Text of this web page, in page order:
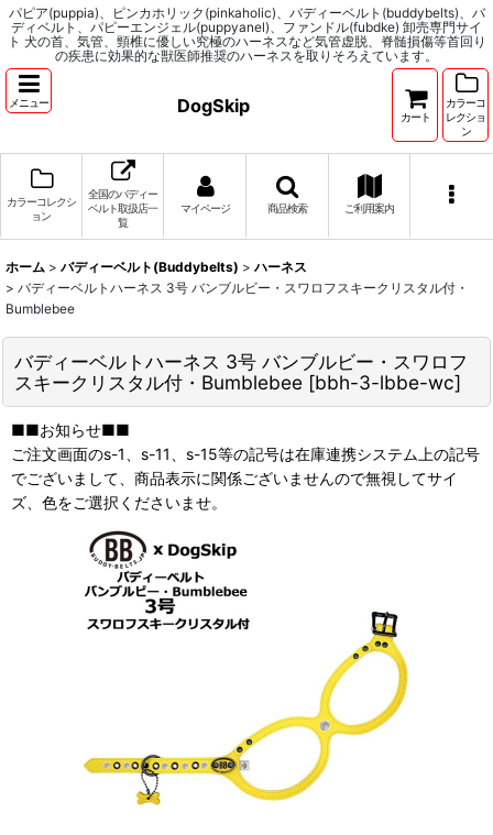
パピア(puppia)、ピンカホリック(pinkaholic)、バディーベルト(buddybelts)、バ
ディベルト、パピーエンジェル(puppyanel)、ファンドル(fubdke) 卸売専門サイ
ト 犬の首、気管、頸椎に優しい究極のハーネスなど気管虚脱、脊髄損傷等首回り
の疾患に効果的な獣医師推奨のハーネスを取りそろえています。
メニュー DogSkip
カート
カラーコ
レクショ
ン
カラーコレクシ
ョン
全国のバディー
ベルト取扱店一
覧
マイページ 商品検索 ご利用案内
ホーム > バディーベルト(Buddybelts) > ハーネス
> バディーベルトハーネス 3号 バンブルビー・スワロフスキークリスタル付・
Bumblebee
バディーベルトハーネス 3号 バンブルビー・スワロフ
スキークリスタル付・Bumblebee [bbh-3-lbbe-wc]
■■お知らせ■■
ご注文画面のs-1、s-11、s-15等の記号は在庫連携システム上の記号
でございまして、商品表示に関係ございませんので無視してサイ
ズ、色をご選択くださいませ。